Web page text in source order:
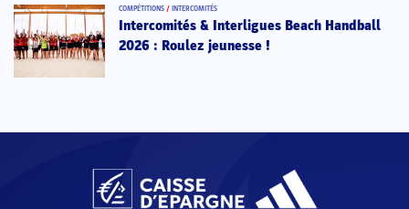
COMPÉTITIONS / INTERCOMITÉS
Intercomités & Interligues Beach Handball
2026 : Roulez jeunesse !